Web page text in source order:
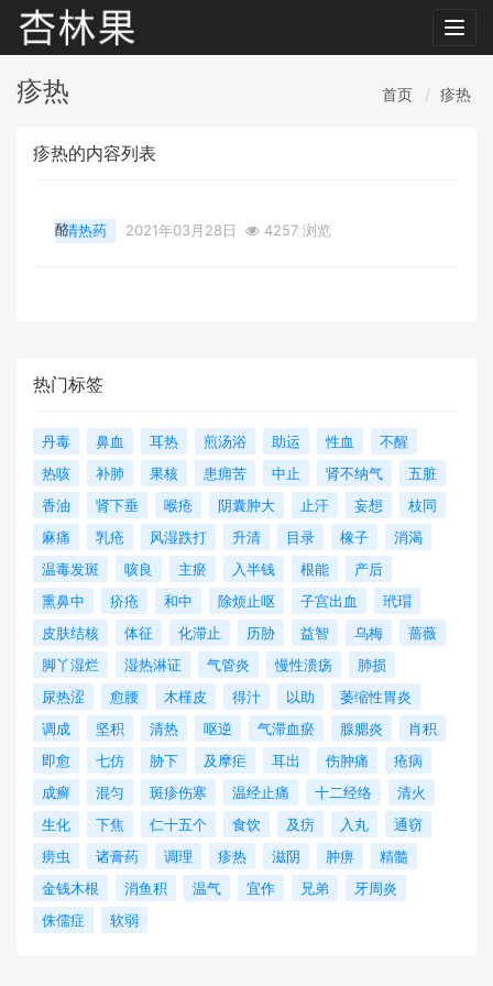
疹热 首页 疹热
疹热的内容列表
酪清热药 2021年03月28日 4257 浏览
热门标签
丹毒 鼻血 耳热 煎汤浴 助运 性血
不醒
热咳
补肺 果核 患痈苦 中止 肾不纳气
五脏
香油
肾下垂 喉疮 阴囊肿大 止汗 妄想
枝同
麻痛
乳疮 风湿跌打 升清 目录 橡子
消渴
温毒发斑
咳良 主瘀 入半钱 根能
产后
熏鼻中
疥疮 和中 除烦止呕 子宫出血
玳瑁
皮肤结核
体征 化滞止 历胁 益智 乌梅
蔷薇
脚丫湿烂
湿热淋证 气管炎 慢性溃疡
肺损
尿热涩
愈腰 木槿皮 得汁 以助
萎缩性胃炎
调成
坚积 清热 呕逆 气滞血瘀 腺腮炎
肖积
即愈
七仿 胁下 及摩疟 耳出 伤肿痛
疮病
成癣
混匀 斑疹伤寒 温经止痛 十二经络
清火
生化
下焦 仁十五个 食饮 及疠 入丸
通窃
痨虫
诸膏药 调理 疹热 滋阴 肿痹
精髓
金钱木根
消鱼积 温气 宜作 兄弟
牙周炎
侏儒症
软弱